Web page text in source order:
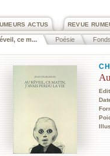
REVUE
ACTUS
ce m... Poésie